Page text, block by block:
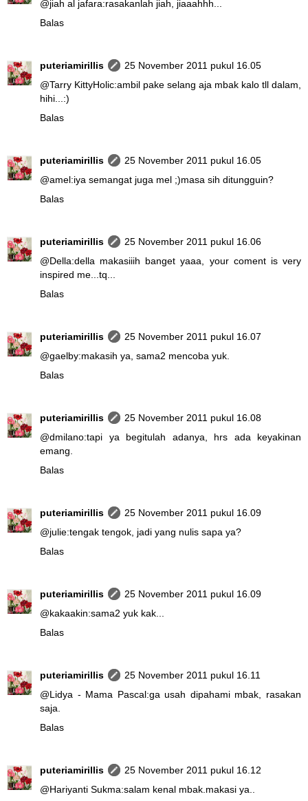
@jiah al jafara:rasakanlah jiah, jiaaahhh...
Balas
puteriamirillis
25 November 2011 pukul 16.05
@Tarry KittyHolic:ambil pake selang aja mbak kalo tll dalam,
hihi...:)
Balas
puteriamirillis
25 November 2011 pukul 16.05
@amel:iya semangat juga mel ;)masa sih ditungguin?
Balas
puteriamirillis
25 November 2011 pukul 16.06
@Della:della makasiiih banget yaaa, your coment is very
inspired me...tq...
Balas
puteriamirillis
25 November 2011 pukul 16.07
@gaelby:makasih ya, sama2 mencoba yuk.
Balas
puteriamirillis
25 November 2011 pukul 16.08
@dmilano:tapi ya begitulah adanya, hrs ada keyakinan
emang.
Balas
puteriamirillis
25 November 2011 pukul 16.09
@julie:tengak tengok, jadi yang nulis sapa ya?
Balas
puteriamirillis
25 November 2011 pukul 16.09
@kakaakin:sama2 yuk kak...
Balas
puteriamirillis
25 November 2011 pukul 16.11
@Lidya - Mama Pascal:ga usah dipahami mbak, rasakan
saja.
Balas
puteriamirillis
25 November 2011 pukul 16.12
@Hariyanti Sukma:salam kenal mbak.makasi ya..